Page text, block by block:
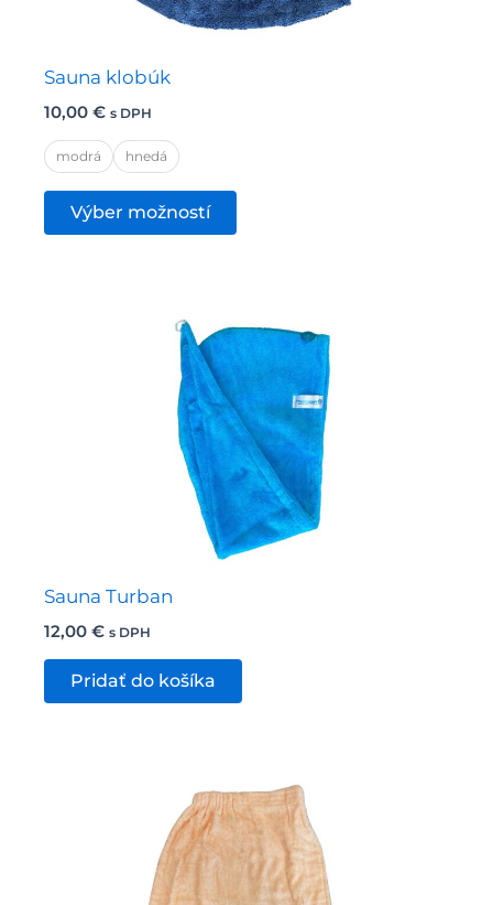
Sauna klobúk
10,00€ s DPH
modrá hnedá
Výber možností
Tento
produkt
Možnosti
si
môžete
vybrať
na
stránke
produktu.
Sauna Turban
12,00€ s DPH
Pridať do košíka